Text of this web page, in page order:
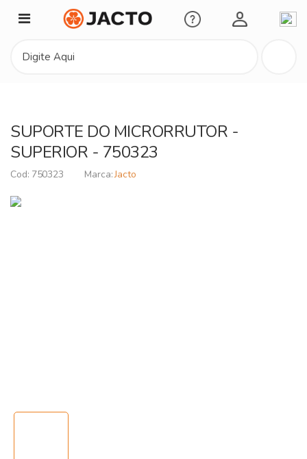
Minha Conta
SUPORTE DO MICRORRUTOR -
SUPERIOR - 750323
750323 Jacto